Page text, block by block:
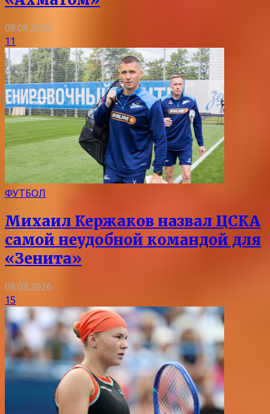
08.08.2026
11
ФУТБОЛ
Михаил Кержаков назвал ЦСКА
самой неудобной командой для
«Зенита»
08.08.2026
15